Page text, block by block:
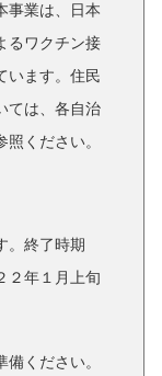
事業は、日本
るワクチン接
います。住民
ては、各自治
ください。
。終了時期
２年１月上旬
ください。